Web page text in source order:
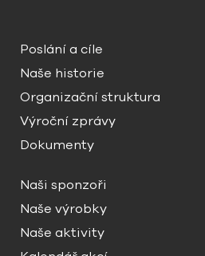
Poslání a cíle
Naše historie
Organizační struktura
Výroční zprávy
Dokumenty
Naši sponzoři
Naše výrobky
Naše aktivity